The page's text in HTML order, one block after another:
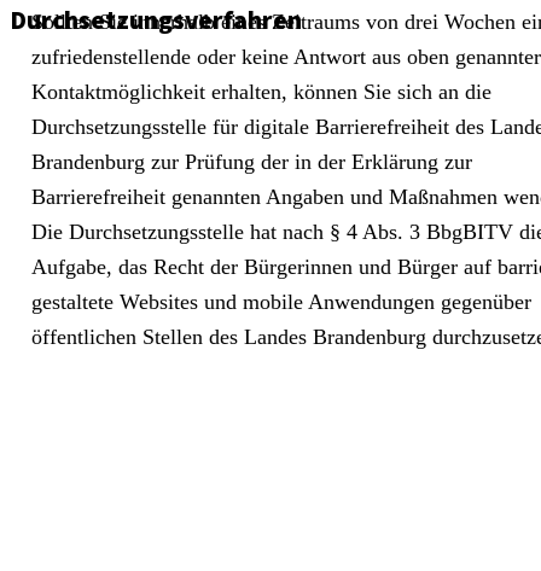
Durchsetzungsverfahren
Sollten Sie innerhalb eines Zeitraums von drei Wochen
zufriedenstellende oder keine Antwort aus oben genannter
Kontaktmöglichkeit erhalten, können Sie sich an die
Durchsetzungsstelle für digitale Barrierefreiheit des
Brandenburg zur Prüfung der in der Erklärung zur
Barrierefreiheit genannten Angaben und Maßnahmen
Die Durchsetzungsstelle hat nach § 4 Abs. 3 BbgBITV
Aufgabe, das Recht der Bürgerinnen und Bürger auf
gestaltete Websites und mobile Anwendungen gegenüber
öffentlichen Stellen des Landes Brandenburg